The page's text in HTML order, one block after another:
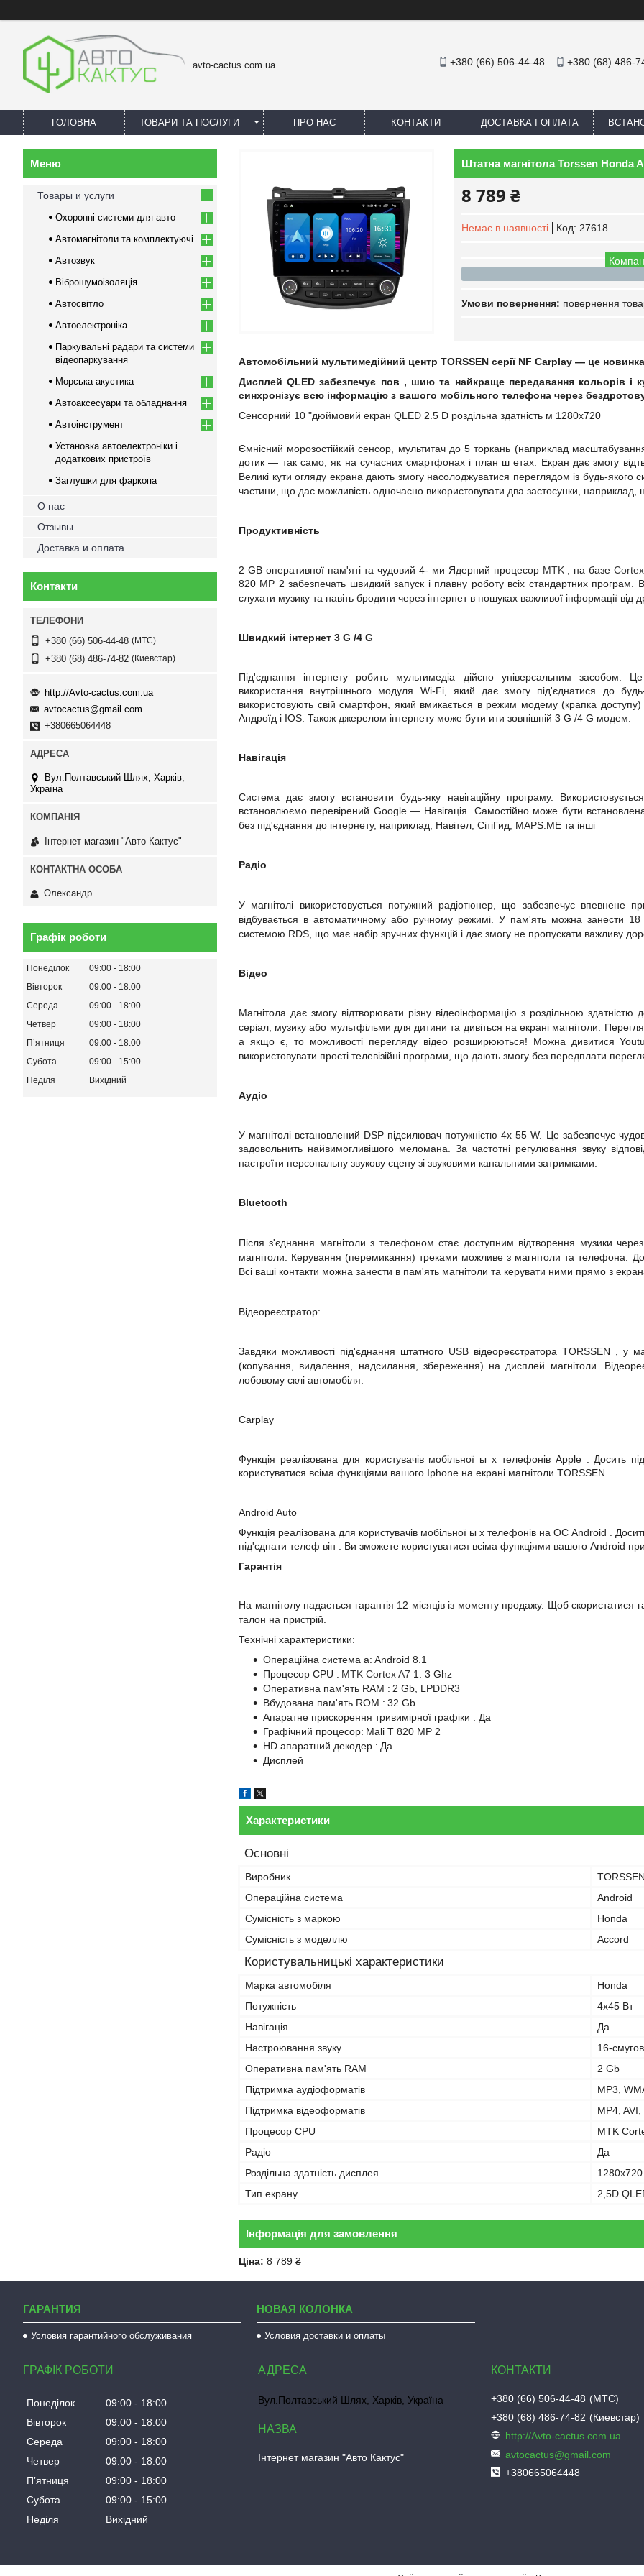
avto-cactus.com.ua +380 (66) 506-44-48 +380 (68) 486-
ГОЛОВНА ТОВАРИ ТА ПОСЛУГИ ПРО НАС КОНТАКТИ ДОСТАВКА І ОПЛАТА
Штатна магнітола Torssen Honda
8 789 ₴
Немає в наявності Код: 27618
повернення
Автомобільний мультимедійний центр TORSSEN серії NF Carplay — це
ДисплейQLED забезпечує пов , шию та найкраще передавання кольорів і
синхронізує всю інформацію з вашого мобільного телефона через
Сенсорний 10 "дюймовий екран QLED 2.5 D роздільна здатність м 1280x720
Ємнісний морозостійкий сенсор, мультитач до 5 торкань (наприклад
дотик — так само, як на сучасних смартфонах і план ш етах.
Екран дає змогу
Великі кути огляду екрана дають змогу насолоджуватися переглядом із будь-
частини, що дає можливість одночасно використовувати два застосунки, наприклад,
Продуктивність
2 GB оперативної пам'яті та чудовий 4- ми Ядерний процесор MTK на базе Cortex
820 MP 2 забезпечать швидкий запуск і плавну роботу всіх стандартних програм.
слухати музику та навіть бродити через інтернет в пошуках важливої інформації від
Швидкий інтернет 3 G /4 G
Під'єднання інтернету робить мультимедіа
дійсно універсальним засобом.
використання внутрішнього модуля Wi-Fi, який дає змогу під'єднатися до
використовують свій смартфон, який вмикається в режим модему (крапка
Андроїд і IOS. Також джерелом інтернету може бути ити зовнішній 3 G /4 G модем.
Навігація
Система дає змогу встановити будь-яку навігаційну програму.
встановлюємо перевірений Google — Навігація. Самостійно може бути
без під'єднання до інтернету, наприклад, Навітел, СітіГид, MAPS.ME та інші
Радіо
У магнітолі використовується потужний радіотюнер, що забезпечує впевнене
відбувається в автоматичному або ручному режимі. У пам'ять можна занести
системою RDS, що має набір зручних функцій і дає змогу не пропускати важливу
Відео
Магнітола дає змогу відтворювати різну відеоінформацію з роздільною здатністю
серіал, музику або мультфільми для дитини та дивіться на екрані магнітоли.
а якщо є, то можливості перегляду відео розширюються! Можна дивитися
використовувати прості телевізійні програми, що дають змогу без передплати
Аудіо
У магнітолі встановлений DSP підсилювач потужністю4x 55 W. Це забезпечує
задовольнить найвимогливішого меломана. За частотні регулювання звуку
настроїти персональну звукову сцену зі звуковими канальними затримками.
Bluetooth
Після з'єднання магнітоли з телефоном стає доступним відтворення музики
магнітоли. Керування (перемикання) треками можливе з магнітоли та телефона.
Всі ваші контакти можна занести в пам'ять магнітоли та керувати ними прямо з
Відеореєстратор:
Завдяки можливості під'єднання штатного USB відеореєстратора TORSSEN
, у
(копування, видалення, надсилання, збереження) на дисплей магнітоли.
лобовому склі автомобіля.
Carplay
Функція реалізована для користувачів мобільної ы х телефонів Apple
. Досить
користуватися всіма функціями вашого Iphone на екрані магнітоли TORSSEN
Android Auto
Функція реалізована для користувачів мобільної ы х телефонів на ОС Android
.
під'єднати телеф він Ви зможете користуватися всіма функціями вашого Android
Гарантія
На магнітолу надається гарантія 12 місяців із моменту продажу. Щоб скористатися
талон на пристрій.
Технічні характеристики:
Операційна система а: Android 8.1
Процесор CPU : MTK Cortex A7 1.
3 Ghz
Оперативна пам'ять RAM : 2 Gb, LPDDR3
Вбудована пам'ять ROM : 32 Gb
Апаратне прискорення тривимірної графіки : Да
Графічний процесор: Mali T 820 MP 2
HD апаратний декодер : Да
Дисплей
Характеристики
Основні
Виробник
Операційна система
Android
Сумісність з маркою
Honda
Сумісність з моделлю
Accord
Користувальницькі характеристики
Марка автомобіля
Honda
Потужність
4х45 Вт
Навігація
Да
Настроювання звуку
16-
Оперативна пам'ять RAM
2 Gb
Підтримка аудіоформатів
MP3,
Підтримка відеоформатів
MP4,
Процесор CPU
MTK
Радіо
Да
Роздільна здатність дисплея
1280x720
Тип екрану
2,5D
Інформація для замовлення
Ціна: 8 789 ₴
Товары и услуги
Охоронні системи для авто
Автомагнітоли та комплектуючі
Автозвук
Віброшумоізоляція
Автосвітло
Автоелектроніка
Паркувальні радари та системи
відеопаркування
Морська акустика
Автоаксесуари та обладнання
Автоінструмент
Установка автоелектроніки і
додаткових пристроїв
Заглушки для фаркопа
О нас
Отзывы
Доставка и оплата
Контакти
+380 (66) 506-44-48 МТС
+380 (68) 486-74-82 Киевстар
http://Avto-cactus.com.ua
avtocactus@gmail.com
+380665064448
Вул.Полтавський Шлях, Харків,
Україна
Інтернет магазин "Авто Кактус"
Олександр
Графік роботи
Понеділок 09:00
18:00
Вівторок
09:00
18:00
Середа
09:00
18:00
Четвер
09:00
18:00
Пʼятниця
09:00
18:00
Субота
09:00
15:00
Неділя
Вихідний
ГАРАНТИЯ
Условия гарантийного обслуживания
НОВАЯ КОЛОНКА
Условия доставки и оплаты
ГРАФІК РОБОТИ
Понеділок 09:00
18:00
Вівторок
09:00
18:00
Середа
09:00
18:00
Четвер
09:00
18:00
Пʼятниця
09:00
18:00
Субота
09:00
15:00
Неділя
Вихідний
Вул.Полтавський Шлях, Харків, Україна
Інтернет магазин "Авто Кактус"
+380 (66) 506-44-48
МТС
+380 (68) 486-74-82
Киевстар
http://Avto-cactus.com.ua
avtocactus@gmail.com
+380665064448